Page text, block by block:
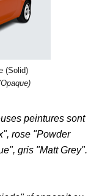
(Solid)
peintures sont
rose "Powder
gris "Matt Grey".